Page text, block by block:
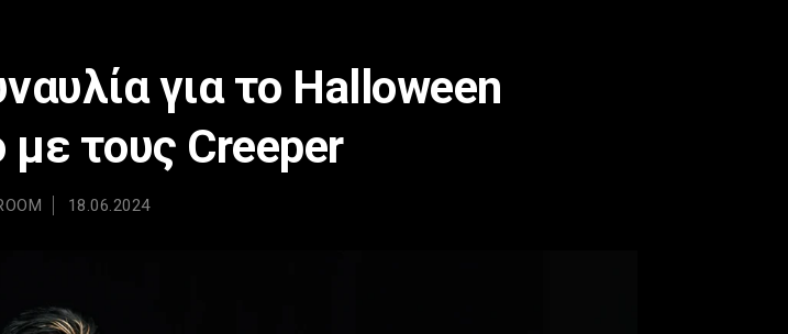
για το Halloween
με τους Creeper
18.06.2024